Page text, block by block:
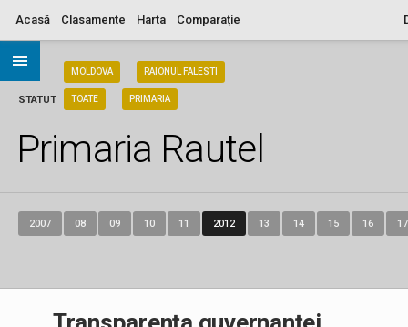
Acasă Clasamente Harta Comparație
STATUT
MOLDOVA RAIONUL FALESTI
TOATE PRIMARIA
Primaria Rautel
2007 08 09 10 11 2012 13 14 15 16 17